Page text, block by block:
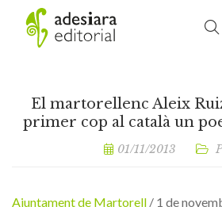
El martorellenc Aleix
primer cop al català un
01/11/2013
Ajuntament de Martorell / 1 de